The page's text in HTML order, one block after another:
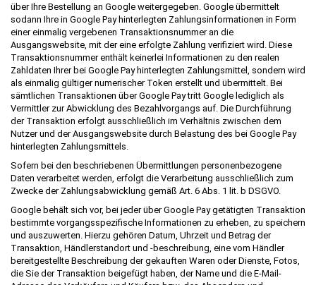
über Ihre Bestellung an Google weitergegeben. Google übermittelt
sodann Ihre in Google Pay hinterlegten Zahlungsinformationen in Form
einer einmalig vergebenen Transaktionsnummer an die
Ausgangswebsite, mit der eine erfolgte Zahlung verifiziert wird. Diese
Transaktionsnummer enthält keinerlei Informationen zu den realen
Zahldaten Ihrer bei Google Pay hinterlegten Zahlungsmittel, sondern wird
als einmalig gültiger numerischer Token erstellt und übermittelt. Bei
sämtlichen Transaktionen über Google Pay tritt Google lediglich als
Vermittler zur Abwicklung des Bezahlvorgangs auf. Die Durchführung
der Transaktion erfolgt ausschließlich im Verhältnis zwischen dem
Nutzer und der Ausgangswebsite durch Belastung des bei Google Pay
hinterlegten Zahlungsmittels.
Sofern bei den beschriebenen Übermittlungen personenbezogene
Daten verarbeitet werden, erfolgt die Verarbeitung ausschließlich zum
Zwecke der Zahlungsabwicklung gemäß Art. 6 Abs. 1 lit. b DSGVO.
Google behält sich vor, bei jeder über Google Pay getätigten Transaktion
bestimmte vorgangsspezifische Informationen zu erheben, zu speichern
und auszuwerten. Hierzu gehören Datum, Uhrzeit und Betrag der
Transaktion, Händlerstandort und -beschreibung, eine vom Händler
bereitgestellte Beschreibung der gekauften Waren oder Dienste, Fotos,
die Sie der Transaktion beigefügt haben, der Name und die E-Mail-